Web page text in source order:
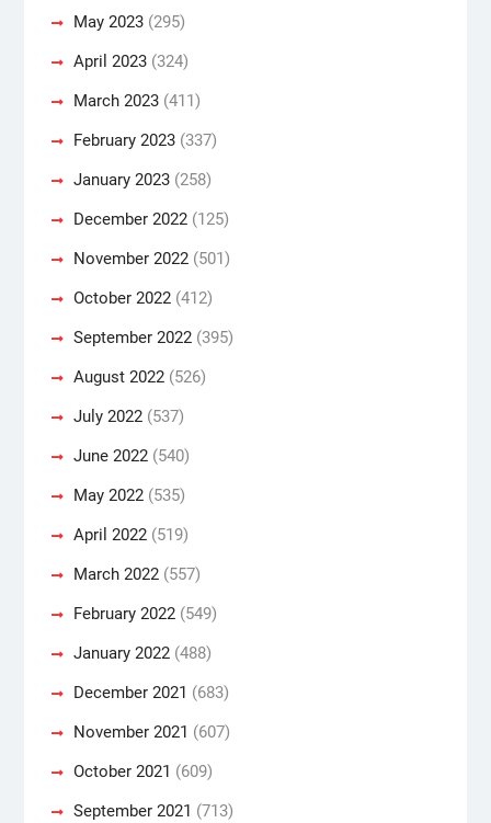
May 2023(295)
April 2023(324)
March 2023(411)
February 2023(337)
January 2023(258)
December 2022(125)
November 2022(501)
October 2022(412)
September 2022(395)
August 2022(526)
July 2022(537)
June 2022(540)
May 2022(535)
April 2022(519)
March 2022(557)
February 2022(549)
January 2022(488)
December 2021 (683)
November 2021 (607)
October 2021 (609)
September 2021 (713)